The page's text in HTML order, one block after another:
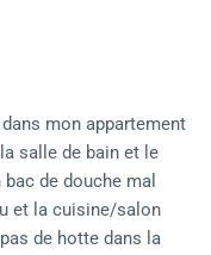
mon appartement
salle de bain et le
de douche mal
et la cuisine/salon
de hotte dans la